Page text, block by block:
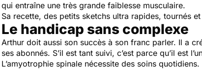
qui entraîne une très grande faiblesse musculaire.
Sa recette, des petits sketchs ultra rapides, tournés
Le handicap sans complexe
Arthur doit aussi son succès à son franc parler. Il a
ses abonnés. S’il est tant suivi, c’est parce qu’il est
L’amyotrophie spinale nécessite des soins